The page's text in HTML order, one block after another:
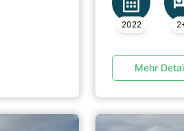
2022
Mehr